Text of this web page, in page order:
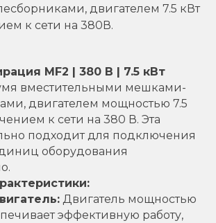
двигателем 7.5 кВт
к сети на 380В.
MF2 | 380 В | 7.5 кВт
вместительными мешками-
двигателем мощностью 7.5
к сети на 380 В. Эта
подходит для подключения
оборудования
Двигатель мощностью
эффективную работу,